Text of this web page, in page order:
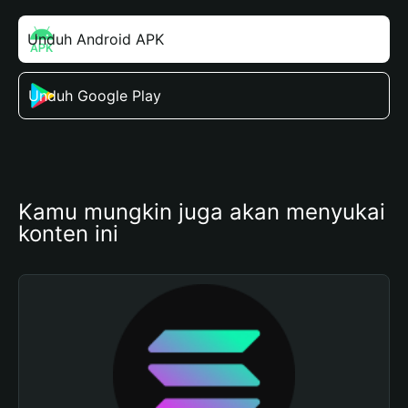
Unduh Android APK
Unduh Google Play
Kamu mungkin juga akan menyukai
konten ini